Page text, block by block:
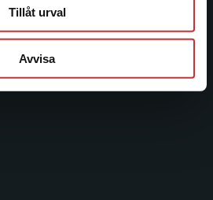
Tillåt urval
Avvisa